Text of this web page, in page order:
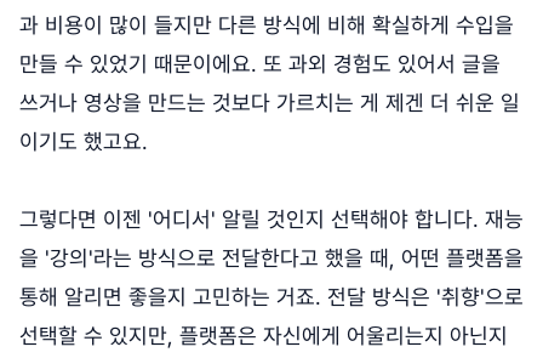
과 비용이 많이 들지만 다른 방식에 비해 확실하게 수입을
만들 수 있었기 때문이에요. 또 과외 경험도 있어서 글을
쓰거나 영상을 만드는 것보다 가르치는 게 제겐 더 쉬운 일
이기도 했고요.
그렇다면 이젠 '어디서' 알릴 것인지 선택해야 합니다. 재능
을 '강의'라는 방식으로 전달한다고 했을 때, 어떤 플랫폼을
통해 알리면 좋을지 고민하는 거죠. 전달 방식은 '취향'으로
선택할 수 있지만, 플랫폼은 자신에게 어울리는지 아닌지